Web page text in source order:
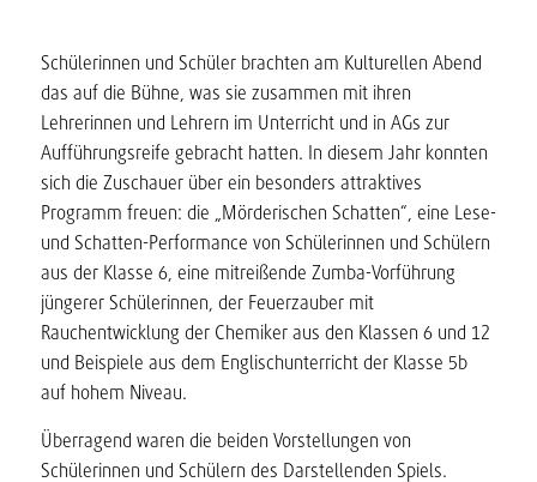
Schülerinnen und Schüler brachten am Kulturellen Abend
das auf die Bühne, was sie zusammen mit ihren
Lehrerinnen und Lehrern im Unterricht und in AGs zur
Aufführungsreife gebracht hatten. In diesem Jahr konnten
sich die Zuschauer über ein besonders attraktives
Programm freuen: die „Mörderischen Schatten“, eine Lese-
und Schatten-Performance von Schülerinnen und Schülern
aus der Klasse 6, eine mitreißende Zumba-Vorführung
jüngerer Schülerinnen, der Feuerzauber mit
Rauchentwicklung der Chemiker aus den Klassen 6 und 12
und Beispiele aus dem Englischunterricht der Klasse 5b
auf hohem Niveau.
Überragend waren die beiden Vorstellungen von
Schülerinnen und Schülern des Darstellenden Spiels.